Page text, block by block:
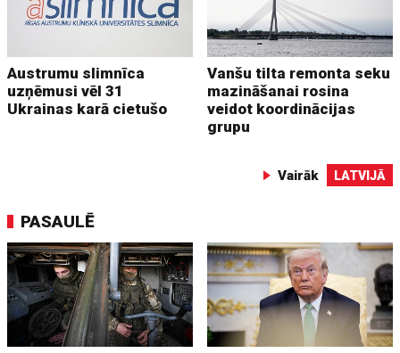
Austrumu slimnīca
uzņēmusi vēl 31
Ukrainas karā cietušo
Vanšu tilta remonta seku
mazināšanai rosina
veidot koordinācijas
grupu
Vairāk LATVIJĀ
PASAULĒ